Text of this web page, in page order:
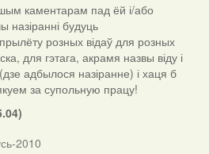
каментарам пад ёй і/або
будуць
розных відаў для розных
для гэтага, акрамя назвы віду і
адбылося назіранне) і хаця б
за супольную працу!
2010